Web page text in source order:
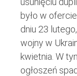
było w
dniu 23
wojny w
kwietnia. W
ogłoszeń